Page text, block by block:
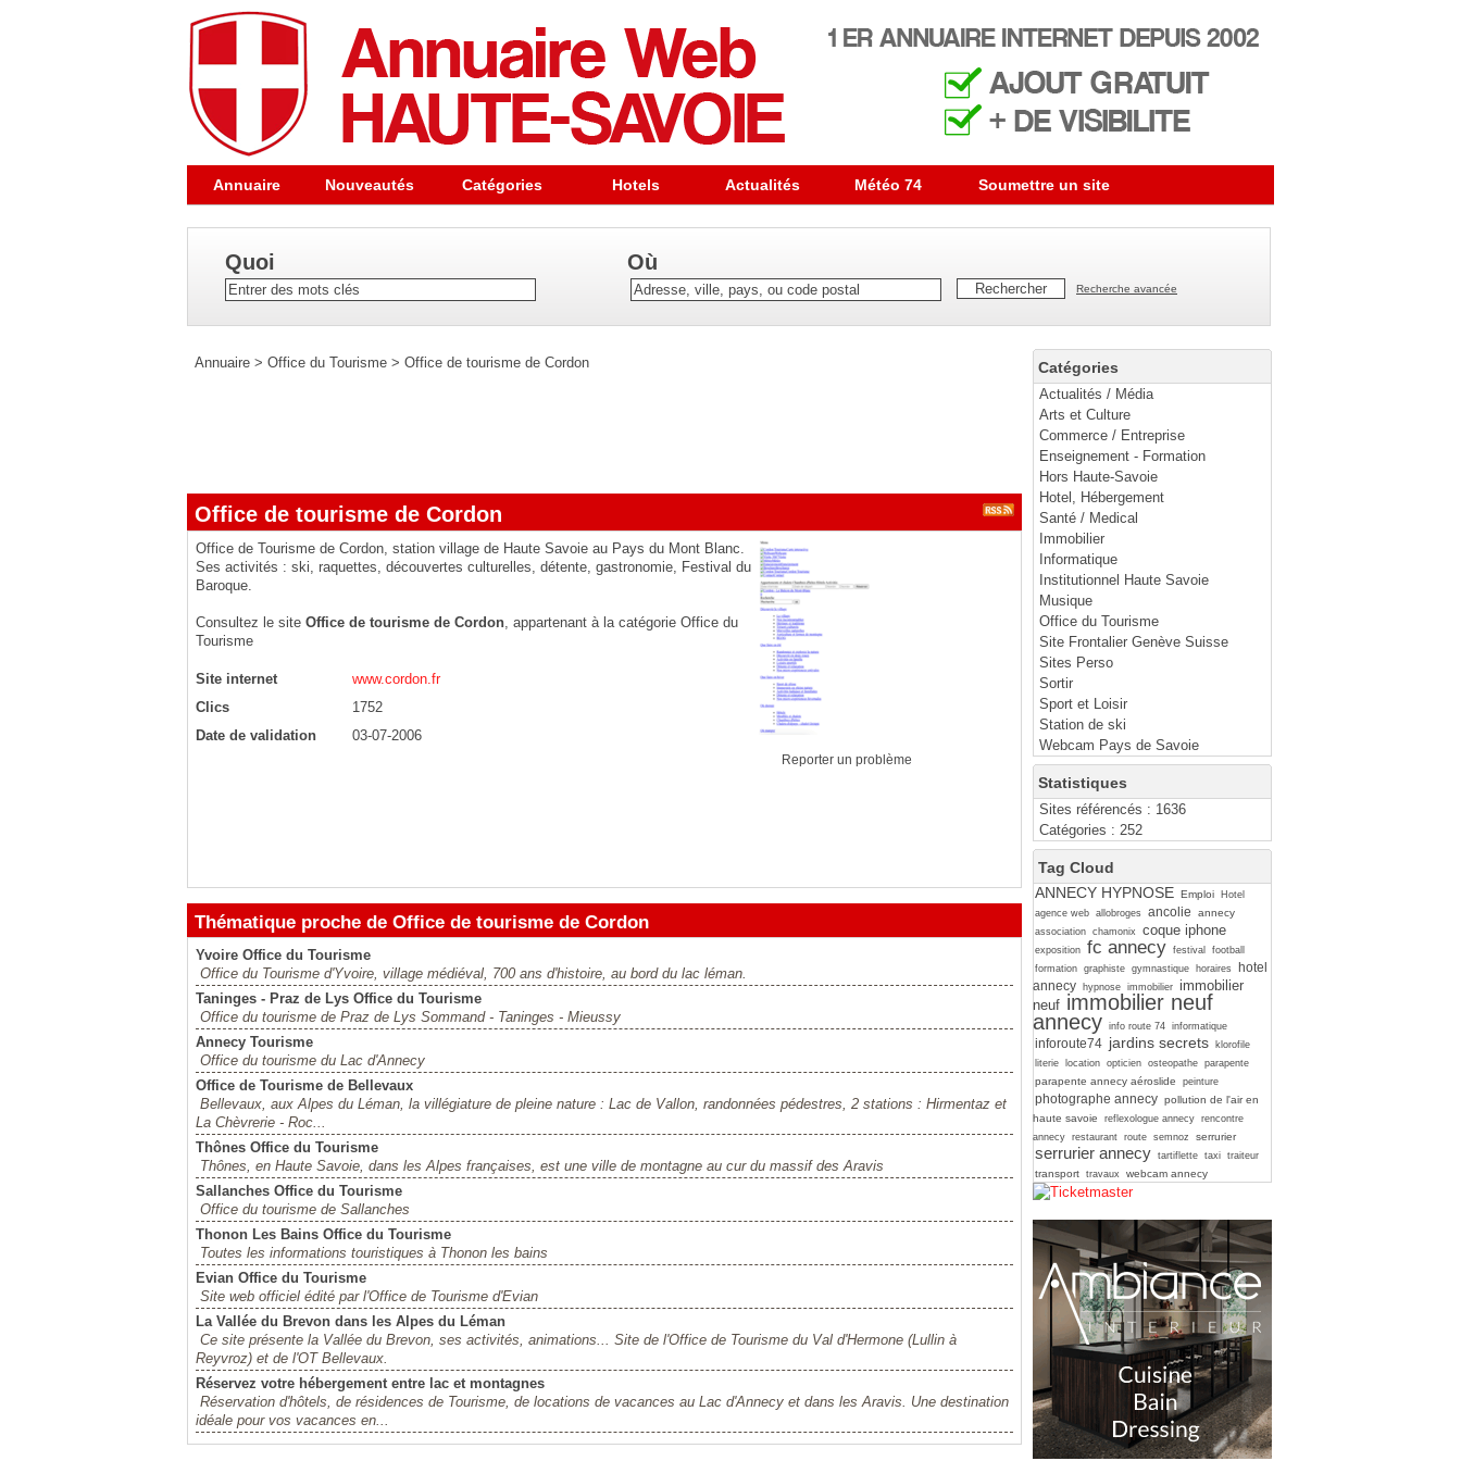
Annuaire Nouveautés Catégories Hotels Actualités Météo 74 Soumettre un site
Quoi Où
Recherche avancée
Catégories
Actualités / Média
Arts et Culture
Commerce / Entreprise
Enseignement - Formation
Hors Haute-Savoie
Hotel, Hébergement
Santé / Medical
Immobilier
Informatique
Institutionnel Haute Savoie
Musique
Office du Tourisme
Site Frontalier Genève Suisse
Sites Perso
Sortir
Sport et Loisir
Station de ski
Webcam Pays de Savoie
Statistiques
Sites référencés : 1636
Catégories : 252
Tag Cloud
ANNECY HYPNOSE Emploi
Hotel
agence web allobroges ancolie annecy
association chamonix coque iphone
exposition fc annecy festival
football
formation graphiste gymnastique horaires
hotel
annecy
hypnose immobilier immobilier
neuf immobilier neuf
annecy info route 74 informatique
inforoute74 jardins secrets
klorofile
literie
location opticien osteopathe parapente
parapente annecy aéroslide peinture
photographe annecy pollution de l'air en
haute savoie
reflexologue annecy rencontre
annecy restaurant route semnoz serrurier
serrurier annecy tartiflette taxi traiteur
transport travaux webcam annecy
Annuaire > Office du Tourisme > Office de tourisme de Cordon
Office de tourisme de Cordon
Office de Tourisme de Cordon, station village de Haute Savoie au Pays du Mont Blanc.
Ses activités : ski, raquettes, découvertes culturelles, détente, gastronomie, Festival du
Baroque.
Consultez le site Office de tourisme de Cordon, appartenant à la catégorie Office du
Tourisme
Site internet
www.cordon.fr
Clics
1752
Date de validation
03-07-2006
Reporter un problème
Thématique proche de Office de tourisme de Cordon
Yvoire Office du Tourisme
Office du Tourisme d'Yvoire, village médiéval, 700 ans d'histoire, au bord du lac léman.
Taninges - Praz de Lys Office du Tourisme
Office du tourisme de Praz de Lys Sommand - Taninges - Mieussy
Annecy Tourisme
Office du tourisme du Lac d'Annecy
Office de Tourisme de Bellevaux
Bellevaux, aux Alpes du Léman, la villégiature de pleine nature : Lac de Vallon, randonnées pédestres, 2 stations : Hirmentaz et
La Chèvrerie - Roc...
Thônes Office du Tourisme
Thônes, en Haute Savoie, dans les Alpes françaises, est une ville de montagne au cur du massif des Aravis
Sallanches Office du Tourisme
Office du tourisme de Sallanches
Thonon Les Bains Office du Tourisme
Toutes les informations touristiques à Thonon les bains
Evian Office du Tourisme
Site web officiel édité par l'Office de Tourisme d'Evian
La Vallée du Brevon dans les Alpes du Léman
Ce site présente la Vallée du Brevon, ses activités, animations... Site de l'Office de Tourisme du Val d'Hermone (Lullin à
Reyvroz) et de l'OT Bellevaux.
Réservez votre hébergement entre lac et montagnes
Réservation d'hôtels, de résidences de Tourisme, de locations de vacances au Lac d'Annecy et dans les Aravis. Une destination
idéale pour vos vacances en...